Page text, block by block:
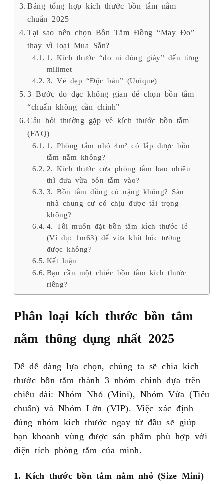
Bảng tổng hợp kích thước bồn tắm nằm
chuẩn 2025
Tại sao nên chọn Bồn Tắm Đồng “May Đo”
thay vì loại Mua Sẵn?
1. Kích thước “đo ni đóng giày” đến từng
milimet
3. Vẻ đẹp “Độc bản” (Unique)
3 Bước đo đạc không gian để chọn bồn tắm
“chuẩn không cần chỉnh”
Câu hỏi thường gặp về kích thước bồn tắm
(FAQ)
1. Phòng tắm nhỏ 4m² có lắp được bồn
tắm nằm không?
2. Kích thước cửa phòng tắm bao nhiêu
thì đưa vừa bồn tắm vào?
3. Bồn tắm đồng có nặng không? Sàn
nhà chung cư có chịu được tải trọng
không?
4. Tôi muốn đặt bồn tắm kích thước lẻ
(Ví dụ: 1m63) để vừa khít hốc tường
được không?
Kết luận
Bạn cần một chiếc bồn tắm kích thước
riêng?
Phân loại kích thước bồn tắm
nằm thông dụng nhất 2025
Để dễ dàng lựa chọn, chúng ta sẽ chia kích
thước bồn tắm thành 3 nhóm chính dựa trên
chiều dài: Nhóm Nhỏ (Mini), Nhóm Vừa (Tiêu
chuẩn) và Nhóm Lớn (VIP). Việc xác định
đúng nhóm kích thước ngay từ đầu sẽ giúp
bạn khoanh vùng được sản phẩm phù hợp với
diện tích phòng tắm của mình.
1. Kích thước bồn tắm nằm nhỏ (Size Mini)